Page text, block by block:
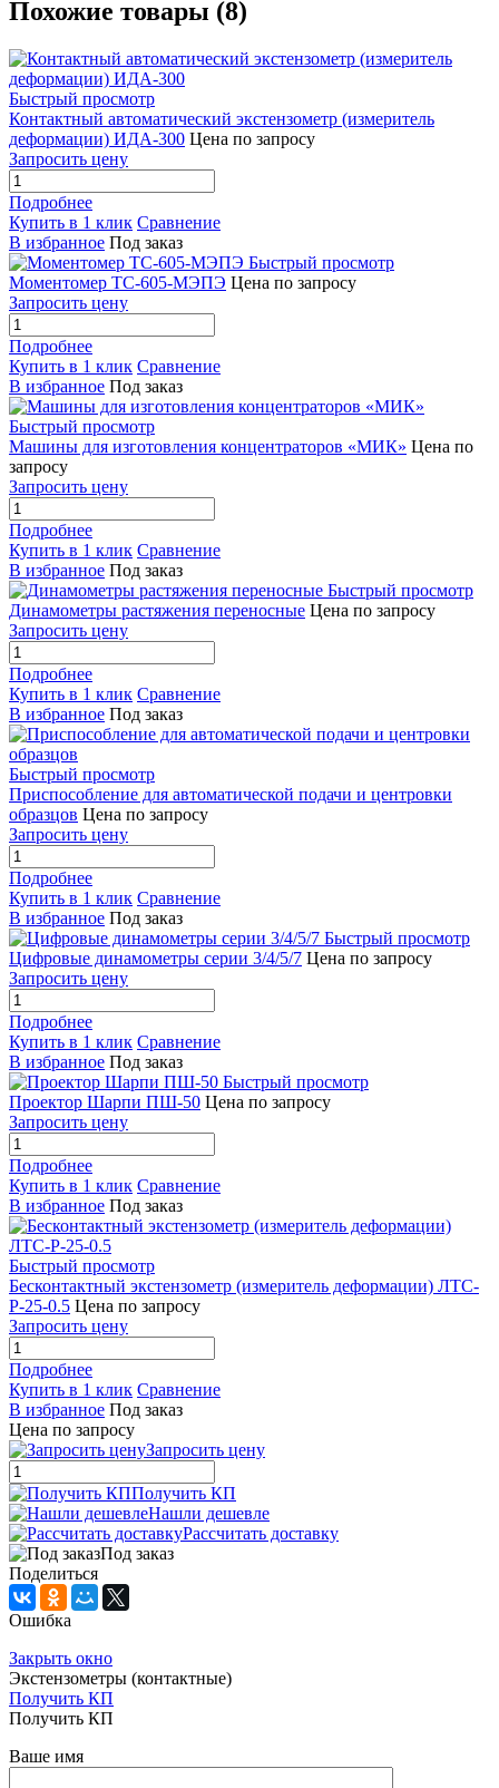
Похожие товары (8)
Быстрый просмотр
Контактный автоматический экстензометр (измеритель
деформации) ИДА-300 Цена по запросу
Запросить цену
Подробнее
Купить в 1 клик Сравнение
В избранное Под заказ
Быстрый просмотр
Моментомер ТС-605-МЭПЭ Цена по запросу
Запросить цену
Подробнее
Купить в 1 клик Сравнение
В избранное Под заказ
Быстрый просмотр
Машины для изготовления концентраторов «МИК» Цена по
запросу
Запросить цену
Подробнее
Купить в 1 клик Сравнение
В избранное Под заказ
Быстрый просмотр
Динамометры растяжения переносные Цена по запросу
Запросить цену
Подробнее
Купить в 1 клик Сравнение
В избранное Под заказ
Быстрый просмотр
Приспособление для автоматической подачи и центровки
образцов Цена по запросу
Запросить цену
Подробнее
Купить в 1 клик Сравнение
В избранное Под заказ
Быстрый просмотр
Цифровые динамометры серии 3/4/5/7 Цена по запросу
Запросить цену
Подробнее
Купить в 1 клик Сравнение
В избранное Под заказ
Быстрый просмотр
Проектор Шарпи ПШ-50 Цена по запросу
Запросить цену
Подробнее
Купить в 1 клик Сравнение
В избранное Под заказ
Быстрый просмотр
Бесконтактный экстензометр (измеритель деформации) ЛТС-
P-25-0.5 Цена по запросу
Запросить цену
Подробнее
Купить в 1 клик Сравнение
В избранное Под заказ
Цена по запросу
Запросить цену
Получить КП
Нашли дешевле
Рассчитать доставку
Под заказ
Поделиться
Ошибка
Закрыть окно
Экстензометры (контактные)
Получить КП
Получить КП
Ваше имя